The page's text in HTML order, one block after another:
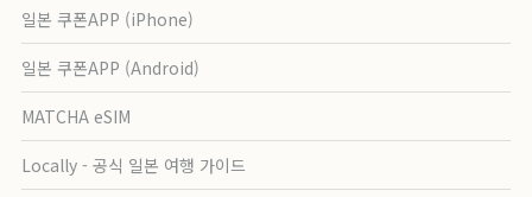
일본 쿠폰APP (iPhone)
일본 쿠폰APP (Android)
MATCHA eSIM
Locally - 공식 일본 여행 가이드